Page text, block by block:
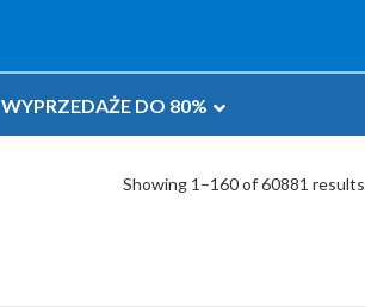
WYPRZEDAŻE DO 80%
Showing 1–160 of 60881 results